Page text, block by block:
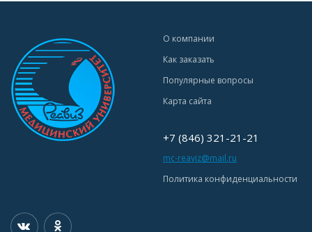
О компании
Как заказать
Популярные вопросы
Карта сайта
+7 (846) 321-21-21
mc-reaviz@mail.ru
Политика конфиденциальности